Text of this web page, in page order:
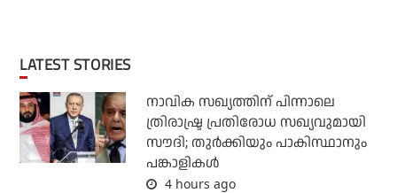
LATEST STORIES
നാവിക സഖ്യത്തിന് പിന്നാലെ
ത്രിരാഷ്ട്ര പ്രതിരോധ സഖ്യവുമായി
സൗദി; തുര്‍ക്കിയും പാകിസ്ഥാനും
പങ്കാളികള്‍
4 hours ago